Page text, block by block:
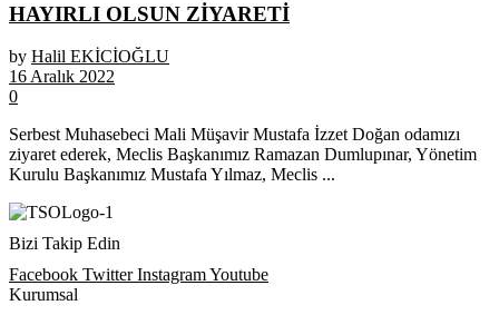
HAYIRLI OLSUN ZİYARETİ
by Halil EKİCİOĞLU
16 Aralık 2022
0
Serbest Muhasebeci Mali Müşavir Mustafa İzzet Doğan odamızı
ziyaret ederek, Meclis Başkanımız Ramazan Dumlupınar, Yönetim
Kurulu Başkanımız Mustafa Yılmaz, Meclis ...
Bizi Takip Edin
Facebook Twitter InstagramYoutube
Kurumsal